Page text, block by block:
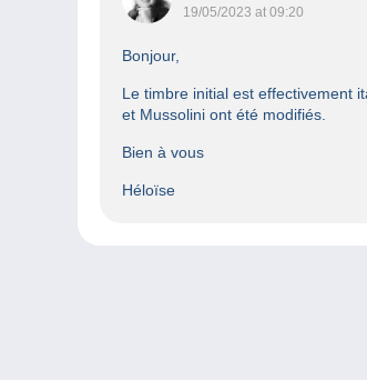
19/05/2023 at 09:20
Bonjour,
Le timbre initial est effectivement
et Mussolini ont été modifiés.
Bien à vous
Héloïse